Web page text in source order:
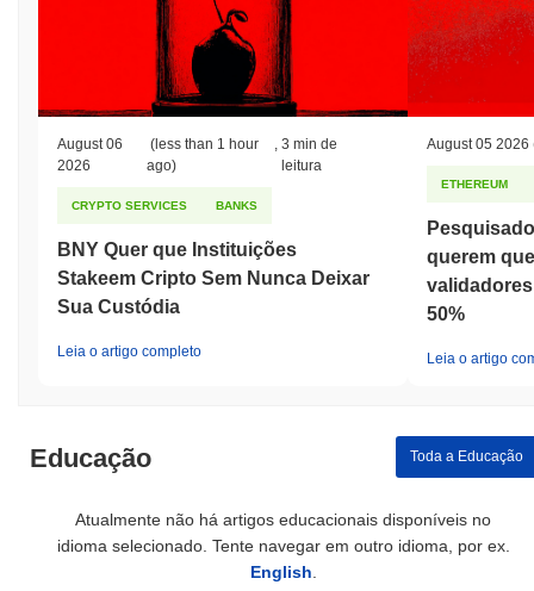
August 06
2026
(less than 1 hour
ago)
,3 min de
leitura
CRYPTO SERVICES BANKS
BNY Quer que Instituições
Stakeem Cripto Sem Nunca Deixar
Sua Custódia
Leia o artigo completo
August 05 2026
ETHEREUM
querem
50%
Leia o artigo
Educação Toda a Educação
Atualmente não há artigos educacionais disponíveis no
idioma selecionado. Tente navegar em outro idioma, por ex.
English